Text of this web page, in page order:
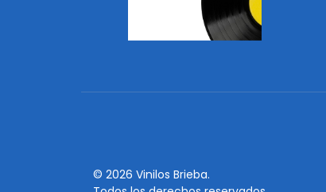
© 2026 Vinilos Brieba.